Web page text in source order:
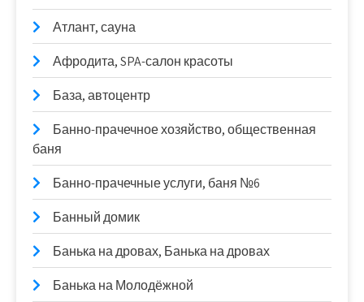
Атлант, сауна
Афродита, SPA-салон красоты
База, автоцентр
Банно-прачечное хозяйство, общественная
баня
Банно-прачечные услуги, баня №6
Банный домик
Банька на дровах, Банька на дровах
Банька на Молодёжной